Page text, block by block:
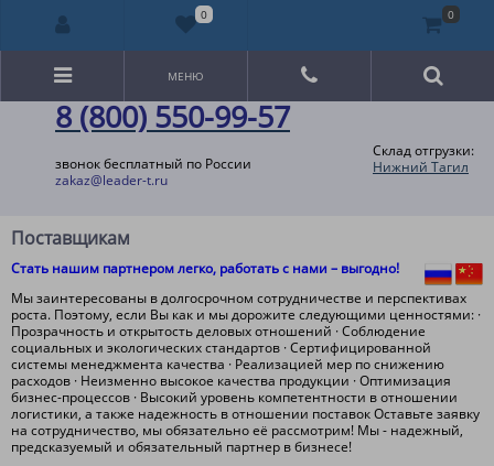
8 (800) 550-99-57
звонок бесплатный по России
zakaz@leader-t.ru
Склад отгрузки:
Нижний Тагил
МЕНЮ
Поставщикам
Стать нашим партнером легко, работать с нами – выгодно!
Мы заинтересованы в долгосрочном сотрудничестве и перспективах
роста. Поэтому, если Вы как и мы дорожите следующими ценностями: ·
Прозрачность и открытость деловых отношений · Соблюдение
социальных и экологических стандартов · Сертифицированной
системы менеджмента качества · Реализацией мер по снижению
расходов · Неизменно высокое качества продукции · Оптимизация
бизнес-процессов · Высокий уровень компетентности в отношении
логистики, а также надежность в отношении поставок Оставьте заявку
на сотрудничество, мы обязательно её рассмотрим! Мы - надежный,
предсказуемый и обязательный партнер в бизнесе!
0 0